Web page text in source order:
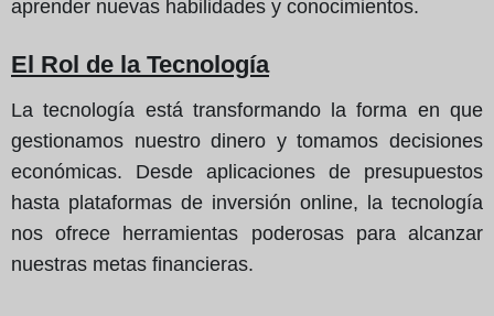
aprender nuevas habilidades y conocimientos.
El Rol de la Tecnología
La tecnología está transformando la forma en que
gestionamos nuestro dinero y tomamos decisiones
económicas. Desde aplicaciones de presupuestos
hasta plataformas de inversión online, la tecnología
nos ofrece herramientas poderosas para alcanzar
nuestras metas financieras.